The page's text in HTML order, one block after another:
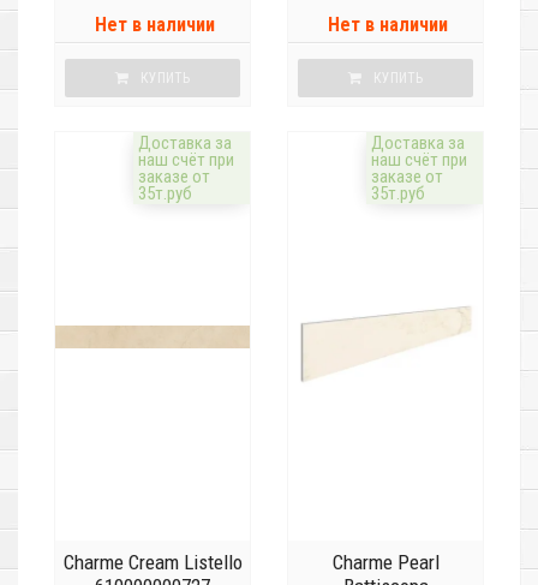
Нет в наличии
КУПИТЬ
Нет в наличии
КУПИТЬ
Доставка за
наш счёт при
заказе от
35т.руб
Charme Cream Listello
Доставка за
наш счёт при
заказе от
35т.руб
Charme Pearl